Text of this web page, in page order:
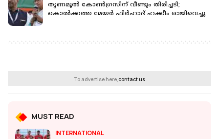
തൃണമൂല്‍ കോണ്‍ഗ്രസിന് വീണ്ടും തിരിച്ചടി;
കൊല്‍ക്കത്ത മേയര്‍ ഫിര്‍ഹാദ് ഹക്കീം രാജിവെച്ചു
To advertise here,contact us
MUST READ
INTERNATIONAL